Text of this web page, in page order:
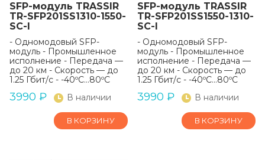
SFP-модуль TRASSIR
TR-SFP201SS1310-1550-
SC-I
- Одномодовый SFP-
модуль - Промышленное
исполнение - Передача —
до 20 км - Скорость — до
1.25 Гбит/с - -40ºС...80ºС
3990 ₽ В наличии
В КОРЗИНУ
SFP-модуль TRASSIR
TR-SFP201SS1550-1310-
SC-I
- Одномодовый SFP-
модуль - Промышленное
исполнение - Передача —
до 20 км - Скорость — до
1.25 Гбит/с - -40ºС...80ºС
3990 ₽ В наличии
В КОРЗИНУ